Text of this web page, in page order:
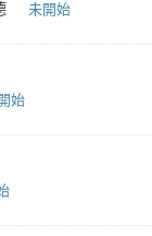
未開始
始